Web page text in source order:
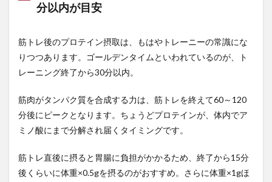
分以内が目安
筋トレ後のプロテイン摂取は、もはやトレーニーの常識にな
りつつあります。ゴールデンタイムといわれているのが、ト
レーニング終了から30分以内。
筋肉がタンパク質を合成する力は、筋トレを終えて60～120
分後にピークとなります。ちょうどプロテインが、体内でア
ミノ酸にまで分解され届くタイミングです。
筋トレ直後に摂ると胃腸に負担がかかるため、終了から15分
後くらいに体重×0.5gを摂るのがおすすめ。さらに体重×1gほ